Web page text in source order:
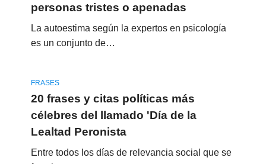
personas tristes o apenadas
La autoestima según la expertos en psicología
es un conjunto de…
FRASES
20 frases y citas políticas más
célebres del llamado 'Día de la
Lealtad Peronista
Entre todos los días de relevancia social que se